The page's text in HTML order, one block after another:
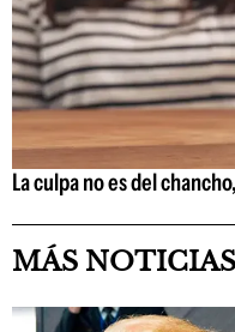
La culpa no es del
MÁS